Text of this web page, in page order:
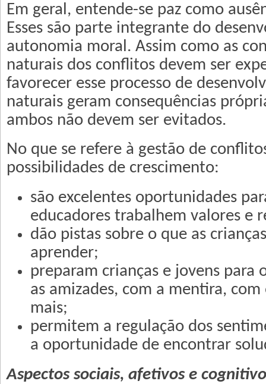
Em geral, entende-se paz como
Esses são parte integrante do
autonomia moral. Assim como as
naturais dos conflitos devem ser
favorecer esse processo de
naturais geram consequências
ambos não devem ser evitados.
No que se refere à gestão de
possibilidades de crescimento:
são excelentes oportunidades
educadores trabalhem valores e
dão pistas sobre o que as
aprender;
preparam crianças e jovens
as amizades, com a mentira,
mais;
permitem a regulação dos
a oportunidade de encontrar
Aspectos sociais, afetivos e